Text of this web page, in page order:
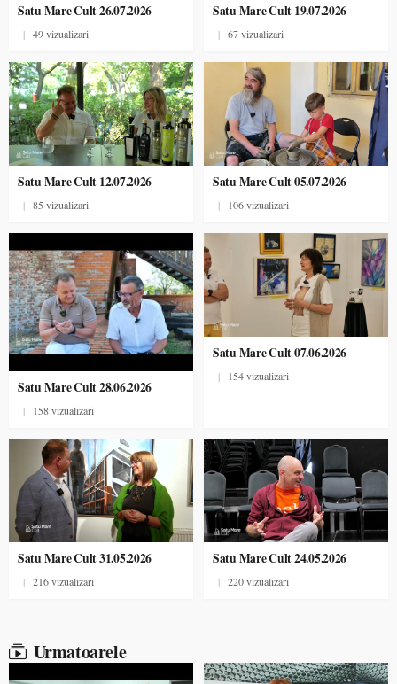
Satu Mare Cult 26.07.2026
| 49 vizualizari
Satu Mare Cult 19.07.2026
| 67 vizualizari
Satu Mare Cult 12.07.2026
| 85 vizualizari
Satu Mare Cult 05.07.2026
| 106 vizualizari
Satu Mare Cult 28.06.2026
| 158 vizualizari
Satu Mare Cult 07.06.2026
| 154 vizualizari
Satu Mare Cult 31.05.2026
| 216 vizualizari
Satu Mare Cult 24.05.2026
| 220 vizualizari
Urmatoarele